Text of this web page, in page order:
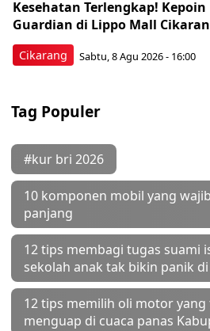
Cikarang
Kesehatan Terlengkap! Kepoin
Guardian di Lippo Mall
Sabtu, 8 Agu 2026 - 16:00
Tag Populer
#kur bri 2026
10 komponen mobil yang
panjang
12 tips membagi tugas suami
sekolah anak tak bikin panik
12 tips memilih oli motor
menguap di cuaca panas